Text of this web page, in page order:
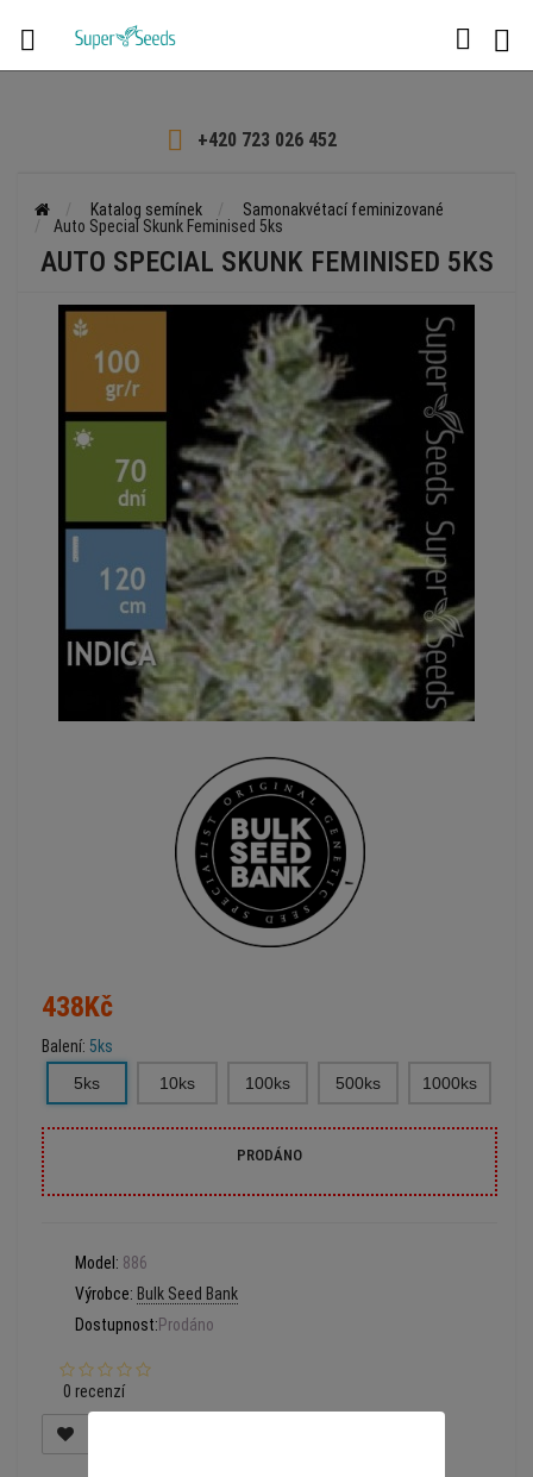
 +420 723 026 452
Katalog semínek
Samonakvétací feminizované
Auto Special Skunk Feminised 5ks
AUTO SPECIAL SKUNK FEMINISED 5KS
438Kč
Balení: 5ks
5ks
10ks 100ks 500ks 1000ks
PRODÁNO
Model: 886
Výrobce: Bulk Seed Bank
Dostupnost:Prodáno
0 recenzí